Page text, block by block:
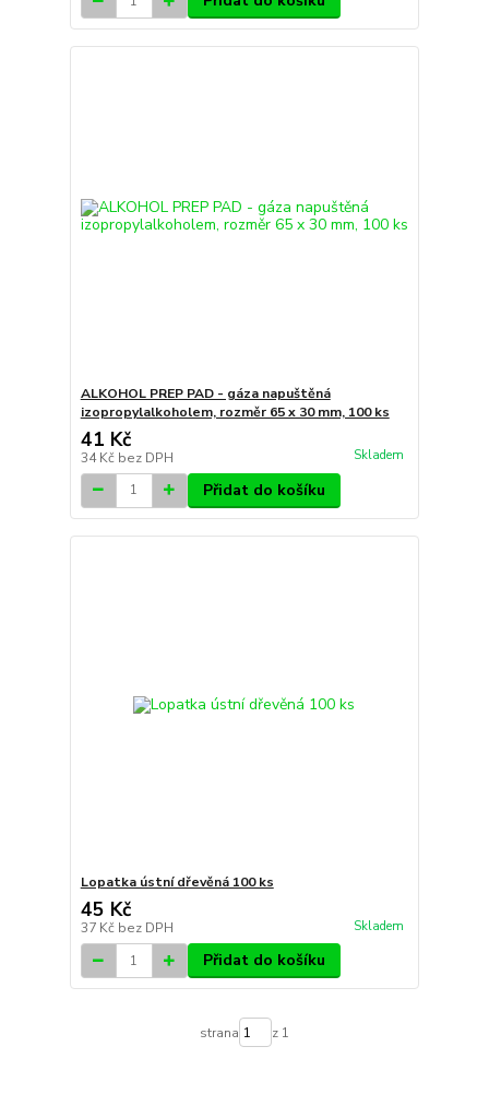
ALKOHOL PREP PAD - gáza napuštěná
izopropylalkoholem, rozměr 65 x 30 mm, 100 ks
41 Kč
34 Kč bez DPH Skladem
Přidat do košíku
Lopatka ústní dřevěná 100 ks
45 Kč
37 Kč bez DPH Skladem
Přidat do košíku
strana z 1